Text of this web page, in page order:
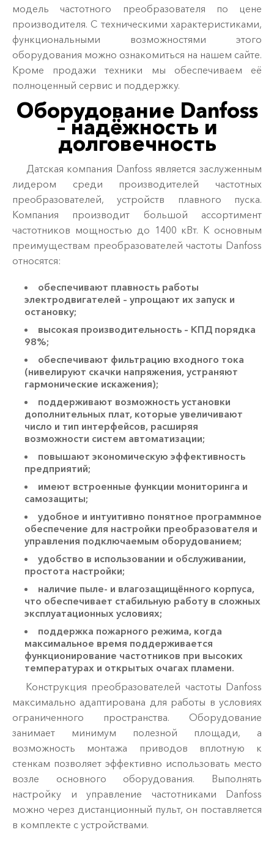
модель частотного преобразователя по цене
производителя. С техническими характеристиками,
функциональными возможностями этого
оборудования можно ознакомиться на нашем сайте.
Кроме продажи техники мы обеспечиваем её
полноценный сервис и поддержку.
Оборудование Danfoss
– надёжность и
долговечность
Датская компания Danfoss является заслуженным
лидером среди производителей частотных
преобразователей, устройств плавного пуска.
Компания производит большой ассортимент
частотников мощностью до 1400 кВт. К основным
преимуществам преобразователей частоты Danfoss
относятся:
обеспечивают плавность работы
электродвигателей – упрощают их запуск и
остановку;
высокая производительность – КПД порядка
98%;
обеспечивают фильтрацию входного тока
(нивелируют скачки напряжения, устраняют
гармонические искажения);
поддерживают возможность установки
дополнительных плат, которые увеличивают
число и тип интерфейсов, расширяя
возможности систем автоматизации;
повышают экономическую эффективность
предприятий;
имеют встроенные функции мониторинга и
самозащиты;
удобное и интуитивно понятное программное
обеспечение для настройки преобразователя и
управления подключаемым оборудованием;
удобство в использовании и обслуживании,
простота настройки;
наличие пыле- и влагозащищённого корпуса,
что обеспечивает стабильную работу в сложных
эксплуатационных условиях;
поддержка пожарного режима, когда
максимальное время поддерживается
функционирование частотников при высоких
температурах и открытых очагах пламени.
Конструкция преобразователей частоты Danfoss
максимально адаптирована для работы в условиях
ограниченного пространства. Оборудование
занимает минимум полезной площади, а
возможность монтажа приводов вплотную к
стенкам позволяет эффективно использовать место
возле основного оборудования. Выполнять
настройку и управление частотниками Danfoss
можно через дистанционный пульт, он поставляется
в комплекте с устройствами.